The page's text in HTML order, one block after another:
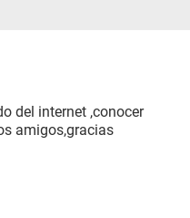
del internet ,conocer
amigos,gracias